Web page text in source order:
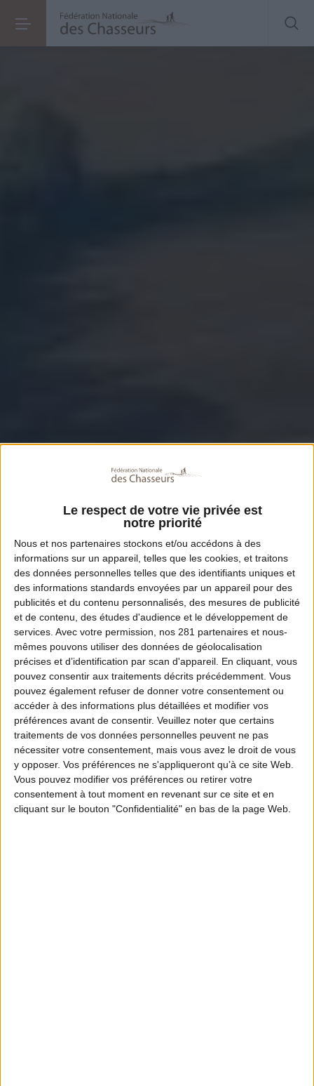
Le respect de votre vie privée est
notre priorité
Nous et nos partenaires stockons et/ou accédons à des
informations sur un appareil, telles que les cookies, et traitons
des données personnelles telles que des identifiants uniques et
des informations standards envoyées par un appareil pour des
publicités et du contenu personnalisés, des mesures de publicité
et de contenu, des études d'audience et le développement de
services. Avec votre permission, nos 281 partenaires et nous-
mêmes pouvons utiliser des données de géolocalisation
précises et d’identification par scan d'appareil. En cliquant, vous
pouvez consentir aux traitements décrits précédemment. Vous
pouvez également refuser de donner votre consentement ou
accéder à des informations plus détaillées et modifier vos
préférences avant de consentir. Veuillez noter que certains
traitements de vos données personnelles peuvent ne pas
nécessiter votre consentement, mais vous avez le droit de vous
y opposer. Vos préférences ne s'appliqueront qu’à ce site Web.
Vous pouvez modifier vos préférences ou retirer votre
consentement à tout moment en revenant sur ce site et en
cliquant sur le bouton "Confidentialité" en bas de la page Web.